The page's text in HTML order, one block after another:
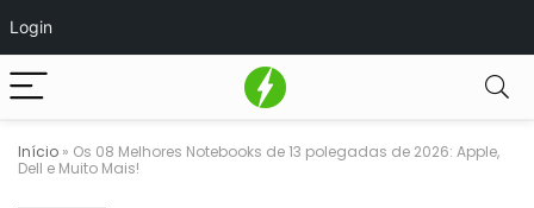
Login
Início » Os 08 Melhores Notebooks de 13 polegadas de 2026: Apple,
Dell e Muito Mais!